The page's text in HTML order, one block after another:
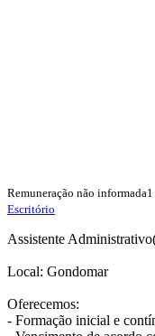
Remuneração não informada
Escritório
Assistente
Local: Gondomar
Oferecemos:
- Formação inicial e